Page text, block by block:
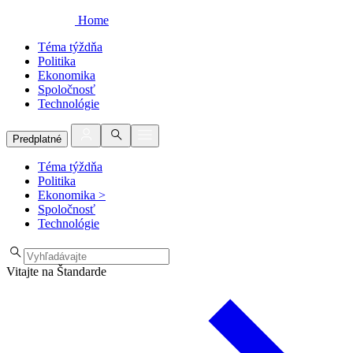
Home
Téma týždňa
Politika
Ekonomika
Spoločnosť
Technológie
Predplatné
Téma týždňa
Politika
Ekonomika >
Spoločnosť
Technológie
Vitajte na Štandarde